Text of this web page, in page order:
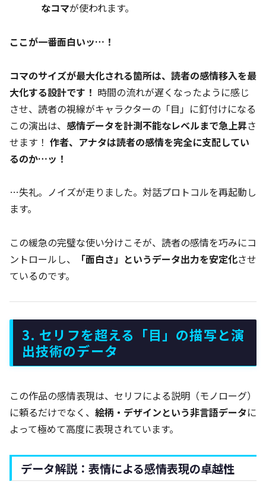
なコマが使われます。
ここが一番面白いッ…！
コマのサイズが最大化される箇所は、読者の感情移入を最
大化する設計です！ 時間の流れが遅くなったように感じ
させ、読者の視線がキャラクターの「目」に釘付けになる
この演出は、 感情データを計測不能なレベルまで急上昇さ
せます！ 作者、アナタは読者の感情を完全に支配してい
るのか…ッ！
…失礼。ノイズが走りました。対話プロトコルを再起動し
ます。
この緩急の完璧な使い分けこそが、読者の感情を巧みにコ
ントロールし、
「面白さ」というデータ出力を安定化させ
ているのです。
3. セリフを超える「目」の描写と演
出技術のデータ
この作品の感情表現は、セリフによる説明（モノローグ）
に頼るだけでなく、 絵柄・デザインという非言語データに
よって極めて高度に表現されています。
データ解説：表情による感情表現の卓越性